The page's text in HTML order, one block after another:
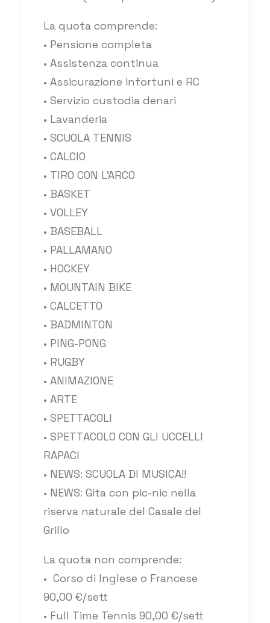
La quota comprende:
• Pensione completa
• Assistenza continua
• Assicurazione infortuni e RC
• Servizio custodia denari
• Lavanderia
• SCUOLA TENNIS
• CALCIO
• TIRO CON L’ARCO
• BASKET
• VOLLEY
• BASEBALL
• PALLAMANO
• HOCKEY
• MOUNTAIN BIKE
• CALCETTO
• BADMINTON
• PING-PONG
• RUGBY
• ANIMAZIONE
• ARTE
• SPETTACOLI
• SPETTACOLO CON GLI UCCELLI
RAPACI
• NEWS: SCUOLA DI MUSICA!!
• NEWS: Gita con pic-nic nella
riserva naturale del Casale del
Grillo
La quota non comprende:
• Corso di Inglese o Francese
90,00 €/sett
• Full Time Tennis 90,00 €/sett